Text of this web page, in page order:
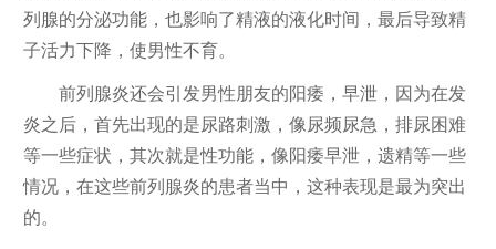
列腺的分泌功能，也影响了精液的液化时间，最后导致精
子活力下降，使男性不育。
前列腺炎还会引发男性朋友的阳痿，早泄，因为在发
炎之后，首先出现的是尿路刺激，像尿频尿急，排尿困难
等一些症状，其次就是性功能，像阳痿早泄，遗精等一些
情况，在这些前列腺炎的患者当中，这种表现是最为突出
的。